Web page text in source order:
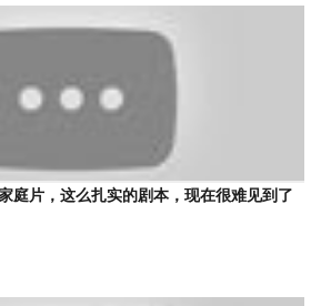
庭片，这么扎实的剧本，现在很难见到了